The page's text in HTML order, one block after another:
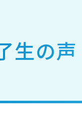
生の